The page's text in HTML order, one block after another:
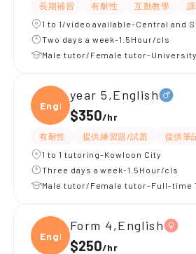
長期補習 有耐性 互動教學
1 to 1/video available-Central and
Two days a week-1.5Hour/cls
Male tutor/Female tutor-University
Engli
year 5,English
$350/hr
有耐性 提供練習題/試題 提供筆
1 to 1 tutoring-Kowloon City
Three days a week-1.5Hour/cls
Male tutor/Female tutor-Full-time
Engli
Form 4,English
$250/hr